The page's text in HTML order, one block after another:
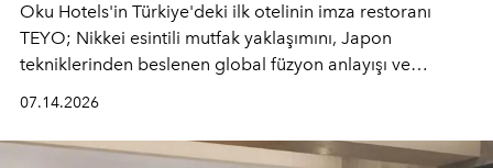
Oku Hotels'in Türkiye'deki ilk otelinin imza restoranı
TEYO; Nikkei esintili mutfak yaklaşımını, Japon
tekniklerinden beslenen global füzyon anlayışı ve
07.14.2026